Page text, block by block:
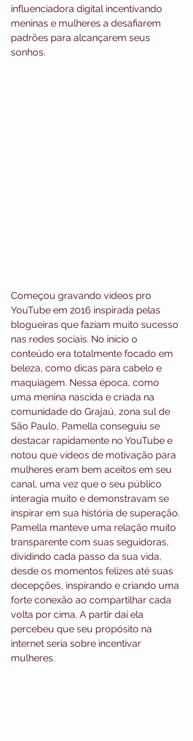
influenciadora digital incentivando
meninas e mulheres a desafiarem
padrões para alcançarem seus
sonhos.
Começou gravando vídeos pro
YouTube em 2016 inspirada pelas
blogueiras que faziam muito sucesso
nas redes sociais. No início o
conteúdo era totalmente focado em
beleza, como dicas para cabelo e
maquiagem. Nessa época, como
uma menina nascida e criada na
comunidade do Grajaú, zona sul de
São Paulo, Pamella conseguiu se
destacar rapidamente no YouTube e
notou que vídeos de motivação para
mulheres eram bem aceitos em seu
canal, uma vez que o seu público
interagia muito e demonstravam se
inspirar em sua história de superação.
Pamella manteve uma relação muito
transparente com suas seguidoras,
dividindo cada passo da sua vida,
desde os momentos felizes até suas
decepções, inspirando e criando uma
forte conexão ao compartilhar cada
volta por cima. A partir daí ela
percebeu que seu propósito na
internet seria sobre incentivar
mulheres.